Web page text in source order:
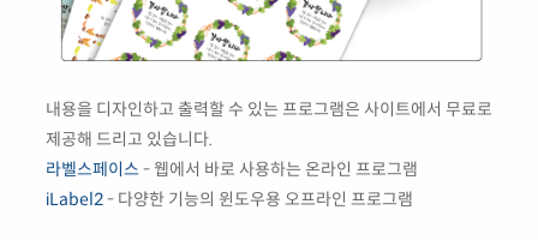
내용을 디자인하고 출력할 수 있는 프로그램은 사이트에서 무료로
제공해 드리고 있습니다.
라벨스페이스 - 웹에서 바로 사용하는 온라인 프로그램
iLabel2- 다양한 기능의 윈도우용 오프라인 프로그램